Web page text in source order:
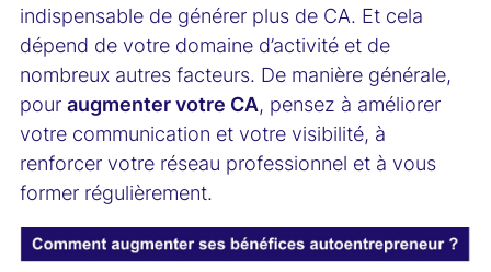
indispensable de générer plus de CA. Et cela
dépend de votre domaine d’activité et de
nombreux autres facteurs. De manière générale,
pour augmenter votre CA, pensez à améliorer
votre communication et votre visibilité, à
renforcer votre réseau professionnel et à vous
former régulièrement.